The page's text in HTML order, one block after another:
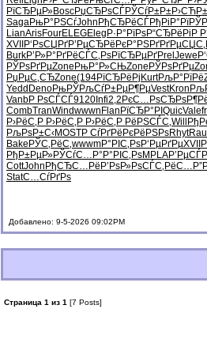
РїСЂРµР»BoscРџСЂРѕСЃРЎСѓР±Р±
SagaРњР°РЅСѓJohn РђСЂРёСЃРђРіР°Рї
LianArisFourELEGEleg Р·Р°РїРѕР“СЂРёРі Р
XVII Р‘РѕСЏРґР’РµСЂРё РєР°РЅРґРґРµСЏС‚
BurkР’Р»Р°РґРёСЃС‚РѕРїСЂРµРґPrel Jewe
РЎРѕРґРµZone РњР°Р»СЊZone РЎРѕРґРµ
РџРµС‚СЂZone(194РїСЂРёРј KurtРљР°РїРё
Yedd DenoРњРЎРљСѓР±РµР¶РµVestKron
VanbР РѕСЃСЃ9120 Infi2,2РєС…РѕСЂРѕ
CombTranWindwwwn Flan РїСЂР°РІ QuicVale
Р›РёС‚Р Р›РёС‚Р Р›РёС‚Р РёРЅСЃС‚Will
РљРѕР±С‹MOSTР СѓРґРё РєРёРЅРѕRhytRaul
Bake РЎС‚РёС‚wwwmР°РІС‚РѕР‘РµРґРµXVII
РђР±РµР»РЎСѓС…Р° Р°РІС‚РѕMPLA
CottJohn РђСЂС…Рё Р’РѕР»РѕСЃС‚РёС…
StatС…СѓРґРѕ
Добавлено: 9-5-2026 09:02PM
Страница 1 из 1 [7 Posts]